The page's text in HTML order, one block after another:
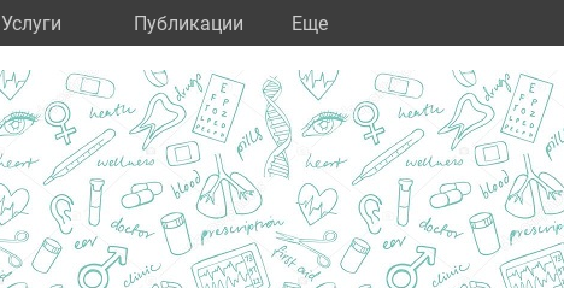
Услуги Публикации Eще